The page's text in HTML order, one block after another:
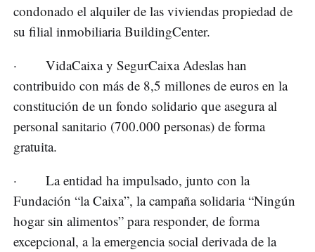
condonado el alquiler de las viviendas propiedad de
su filial inmobiliaria BuildingCenter.
· VidaCaixa y SegurCaixa Adeslas han
contribuido con más de 8,5 millones de euros en la
constitución de un fondo solidario que asegura al
personal sanitario (700.000 personas) de forma
gratuita.
· La entidad ha impulsado, junto con la
Fundación “la Caixa”, la campaña solidaria “Ningún
hogar sin alimentos” para responder, de forma
excepcional, a la emergencia social derivada de la